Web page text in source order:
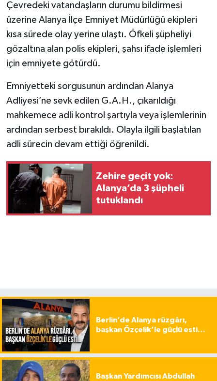
Çevredeki vatandaşların durumu bildirmesi
üzerine Alanya İlçe Emniyet Müdürlüğü ekipleri
kısa sürede olay yerine ulaştı. Öfkeli şüpheliyi
gözaltına alan polis ekipleri, şahsı ifade işlemleri
için emniyete götürdü.
Emniyetteki sorgusunun ardından Alanya
Adliyesi’ne sevk edilen G.A.H., çıkarıldığı
mahkemece adli kontrol şartıyla veya işlemlerinin
ardından serbest bırakıldı. Olayla ilgili başlatılan
adli sürecin devam ettiği öğrenildi.
Zehire geçit yok:
Alanya’da 3 şüpheli
tutuklandı
Berlin’de Alanya rüzgârı,
başkan Özçelik’le güçlü esti…
Başkan Yardımcısı Abdullah